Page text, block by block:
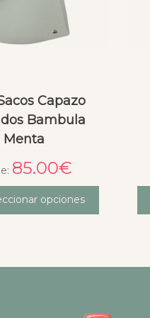
Capazo
Bambula
Menta
85.00€
opciones